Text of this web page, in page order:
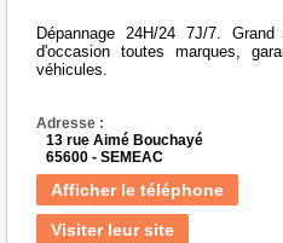
Dépannage 24H/24 7J/7.
d'occasion toutes marques,
véhicules.
Adresse :
13 rue Aimé Bouchayé
65600 - SEMEAC
Afficher le téléphone
Visiter leur site